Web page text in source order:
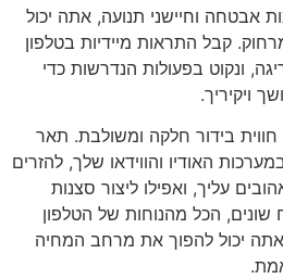
אבטחה וחיישני תנועה, אתה יכול
קבל התראות מיידיות בטלפון
ונקוט בפעולות הנדרשות כדי
ויקיריך.
בידור חלקה ומשולבת. תאר
האודיו והווידאו שלך, להזרים
עליך, ואפילו ליצור סצנות
הכל מהנוחות של הטלפון
יכול להפוך את מרחב המחיה